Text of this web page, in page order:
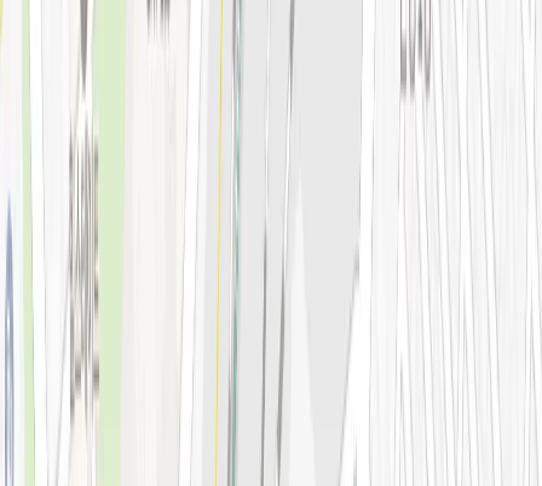
스킨부스터